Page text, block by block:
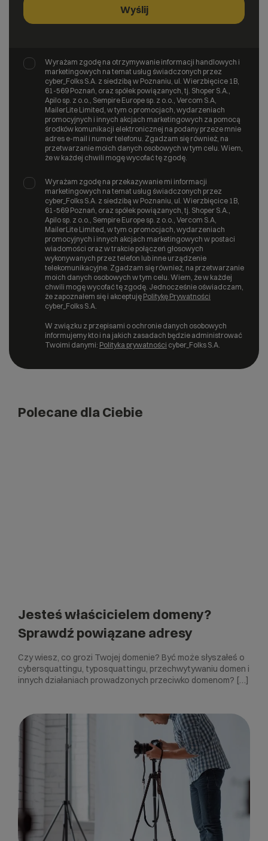
Wyrażam zgodę na otrzymywanie informacji handlowych i
marketingowych na temat usług świadczonych przez
cyber_Folks S.A. z siedzibą w Poznaniu, ul. Wierzbięcice 1B,
61-569 Poznań, oraz spółek powiązanych, tj. Shoper S.A.,
Apilo sp. z o.o., Sempire Europe sp. z o.o., Vercom S.A,
MailerLite Limited, w tym o promocjach, wydarzeniach
promocyjnych i innych akcjach marketingowych za pomocą
środków komunikacji elektronicznej na podany przeze mnie
adres e-mail i numer telefonu. Zgadzam się również, na
przetwarzanie moich danych osobowych w tym celu. Wiem,
że w każdej chwili mogę wycofać tę zgodę.
Wyrażam zgodę na przekazywanie mi informacji
marketingowych na temat usług świadczonych przez
cyber_Folks S.A. z siedzibą w Poznaniu, ul. Wierzbięcice 1B,
61-569 Poznań, oraz spółek powiązanych, tj. Shoper S.A.,
Apilo sp. z o.o., Sempire Europe sp. z o.o., Vercom S.A,
MailerLite Limited, w tym o promocjach, wydarzeniach
promocyjnych i innych akcjach marketingowych w postaci
wiadomości oraz w trakcie połączeń głosowych
wykonywanych przez telefon lub inne urządzenie
telekomunikacyjne. Zgadzam się również, na przetwarzanie
moich danych osobowych w tym celu. Wiem, że w każdej
chwili mogę wycofać tę zgodę. Jednocześnie oświadczam,
że zapoznałem się i akceptuję Politykę Prywatności
cyber_Folks S.A.
W związku z przepisami o ochronie danych osobowych
informujemy kto i na jakich zasadach będzie administrować
Twoimi danymi: Polityka prywatności cyber_Folks S.A.
Polecane dla Ciebie
Jesteś właścicielem domeny?
Sprawdź powiązane adresy
Czy wiesz, co grozi Twojej domenie? Być może słyszałeś o
cybersquattingu, typosquattingu, przechwytywaniu domen i
innych działaniach prowadzonych przeciwko domenom? […]